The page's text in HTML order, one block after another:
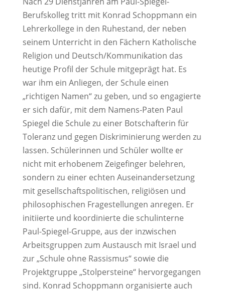
Berufskolleg tritt mit Konrad Schoppmann ein
Lehrerkollege in den Ruhestand, der neben
seinem Unterricht in den Fächern Katholische
Religion und Deutsch/Kommunikation das
heutige Profil der Schule mitgeprägt hat. Es
war ihm ein Anliegen, der Schule einen
„richtigen Namen“ zu geben, und so engagierte
er sich dafür, mit dem Namens-Paten Paul
Spiegel die Schule zu einer Botschafterin für
Toleranz und gegen Diskriminierung werden zu
lassen. Schülerinnen und Schüler wollte er
nicht mit erhobenem Zeigefinger belehren,
sondern zu einer echten Auseinandersetzung
mit gesellschaftspolitischen, religiösen und
philosophischen Fragestellungen anregen. Er
initiierte und koordinierte die schulinterne
Paul-Spiegel-Gruppe, aus der inzwischen
Arbeitsgruppen zum Austausch mit Israel und
zur „Schule ohne Rassismus“ sowie die
Projektgruppe „Stolpersteine“ hervorgegangen
sind. Konrad Schoppmann organisierte auch